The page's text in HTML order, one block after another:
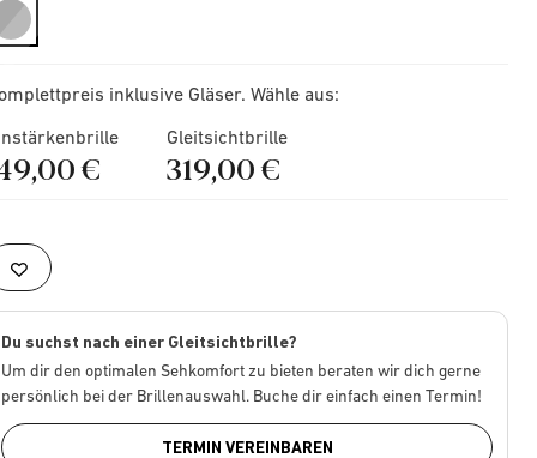
selected
inklusive Gläser. Wähle aus:
€
Gleitsichtbrille
319,00 €
Du suchst nach einer Gleitsichtbrille?
Um dir den optimalen Sehkomfort zu bieten beraten wir dich gerne
persönlich bei der Brillenauswahl. Buche dir einfach einen Termin!
TERMIN VEREINBAREN